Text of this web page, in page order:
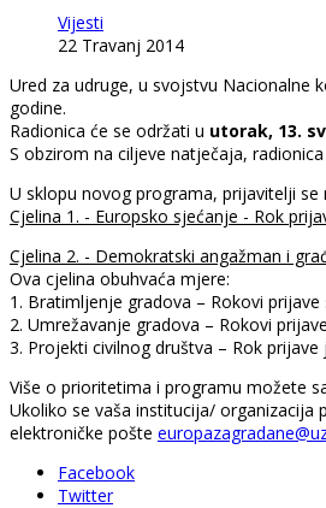
Vijesti
22 Travanj 2014
Ured za udruge, u svojstvu Nacionalne
godine.
Radionica će se održati u utorak, 13.
S obzirom na ciljeve natječaja,
U sklopu novog programa, prijavitelji se
Cjelina 1. - Europsko sjećanje - Rok
Cjelina 2. - Demokratski angažman i
Ova cjelina obuhvaća mjere:
1. Bratimljenje gradova – Rokovi prijave
2. Umrežavanje gradova – Rokovi
3. Projekti civilnog društva – Rok prijave
Više o prioritetima i programu možete
Ukoliko se vaša institucija/ organizacija
elektroničke pošte
Facebook
Twitter